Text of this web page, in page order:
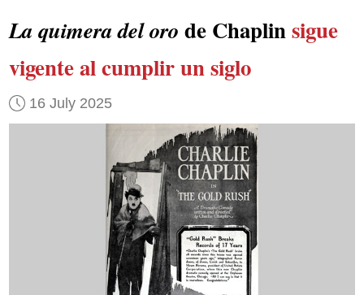
La quimera del oro de Chaplinsigue
vigente al cumplir un siglo
16 July 2025